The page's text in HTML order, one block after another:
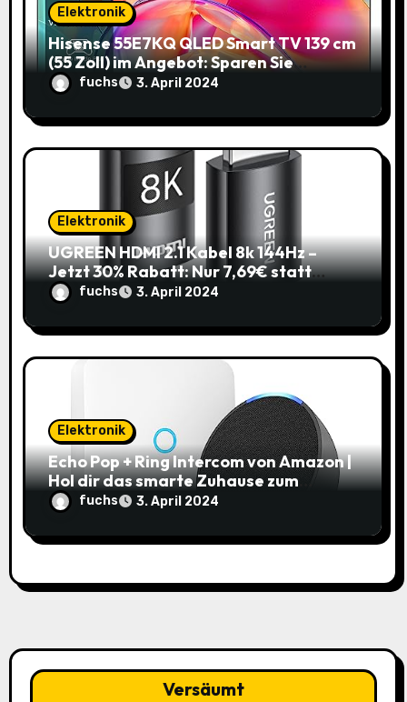
i
o
n
Elektronik
Hisense 55E7KQ QLED Smart TV 139 cm
(55 Zoll) im Angebot: Sparen Sie
145,85€!
fuchs 3. April 2024
Elektronik
UGREEN HDMI 2.1 Kabel 8k 144Hz –
Jetzt 30% Rabatt: Nur 7,69€ statt
10,99€
fuchs 3. April 2024
Elektronik
Echo Pop + Ring Intercom von Amazon |
Hol dir das smarte Zuhause zum
Schnäppchenpreis!
fuchs 3. April 2024
Versäumt